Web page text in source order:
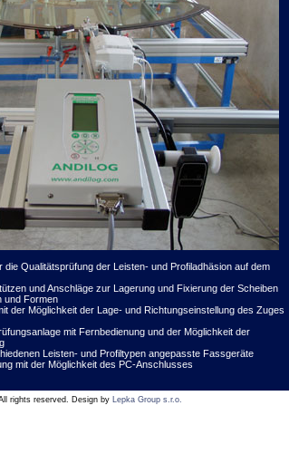
die Qualitätsprüfung der Leisten- und Profiladhäsion auf dem
und Anschläge zur Lagerung und Fixierung der Scheiben
und Formen
der Möglichkeit der Lage- und Richtungseinstellung des Zuges
mit Fernbedienung und der Möglichkeit der
Leisten- und Profiltypen angepasste Fassgeräte
mit der Möglichkeit des PC-Anschlusses
rights reserved. Design by Lepka Group s.r.o.